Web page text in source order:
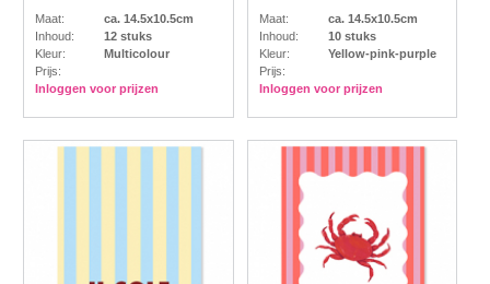
Maat:
ca. 14.5x10.5cm
Inhoud:
12 stuks
Kleur:
Multicolour
Prijs:
Inloggen voor prijzen
Maat:
ca. 14.5x10.5cm
Inhoud:
10 stuks
Kleur:
Yellow-pink-purple
Prijs:
Inloggen voor prijzen